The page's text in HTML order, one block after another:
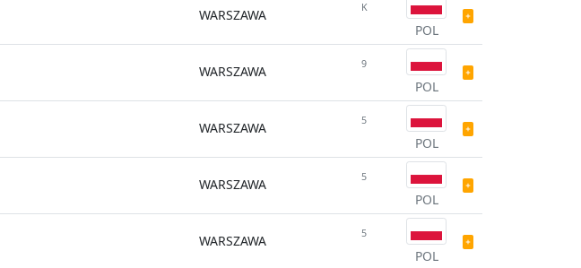
WARSZAWA K
POL
WARSZAWA 9
POL
WARSZAWA 5
POL
WARSZAWA 5
POL
WARSZAWA 5
POL